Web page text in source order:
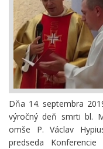
Dňa 14. septembra
výročný deň smrti bl.
omše P. Václav
predseda